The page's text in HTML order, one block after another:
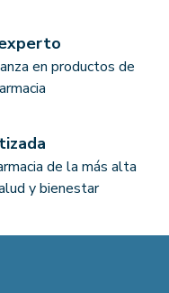
en productos de
de la más alta
y bienestar